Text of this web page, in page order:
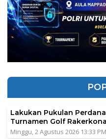
Lakukan Pukulan
Turnamen Golf
Minggu, 2 Agustus 2026 13:33 PM